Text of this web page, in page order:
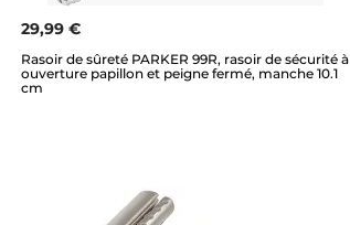
29,99 €
Rasoir de sûreté PARKER 99R, rasoir de sécurité à
ouverture papillon et peigne fermé, manche 10.1
cm